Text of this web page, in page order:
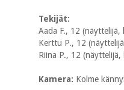
Tekijät:
Aada F., 12
Kerttu P., 12
Riina P., 12
Kamera: Kolme